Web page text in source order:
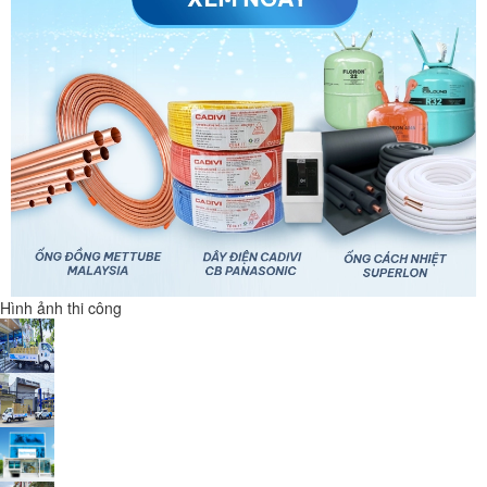
Hình ảnh thi công